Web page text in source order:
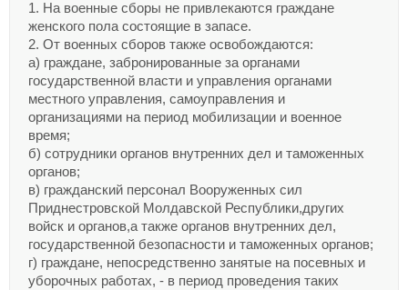
1. На военные сборы не привлекаются граждане
женского пола состоящие в запасе.
2. От военных сборов также освобождаются:
а) граждане, забронированные за органами
государственной власти и управления органами
местного управления, самоуправления и
организациями на период мобилизации и военное
время;
б) сотрудники органов внутренних дел и таможенных
органов;
в) гражданский персонал Вооруженных сил
Приднестровской Молдавской Республики,других
войск и органов,а также органов внутренних дел,
государственной безопасности и таможенных органов;
г) граждане, непосредственно занятые на посевных и
уборочных работах, - в период проведения таких